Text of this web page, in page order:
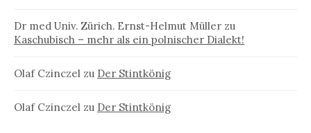
Dr med Univ. Zürich. Ernst-Helmut Müller zu
Kaschubisch – mehr als ein polnischer Dialekt!
Olaf Czinczel zu Der Stintkönig
Olaf Czinczel zu Der Stintkönig